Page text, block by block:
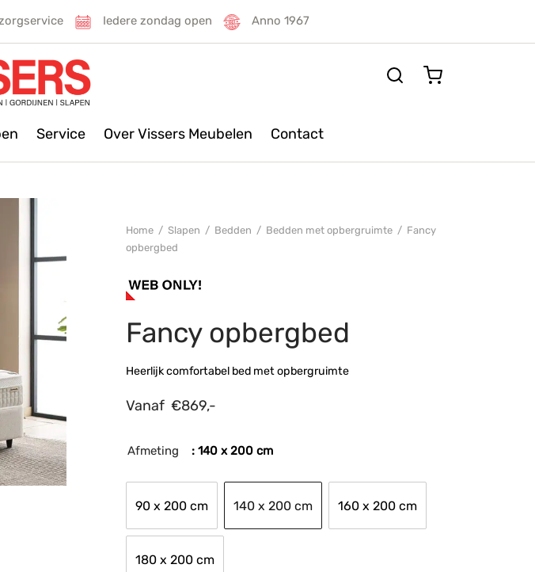
Iedere zondag open Anno 1967
Service Over Vissers Meubelen Contact
Home / Slapen / Bedden / Bedden met opbergruimte / Fancy
opbergbed
Fancy opbergbed
Heerlijk comfortabel bed met opbergruimte
Vanaf €869,-
Afmeting : 140 x 200 cm
90 x 200 cm 140 x 200 cm 160 x 200 cm
180 x 200 cm